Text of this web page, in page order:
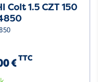
Colt 1.5 CZT 150
€ TTC